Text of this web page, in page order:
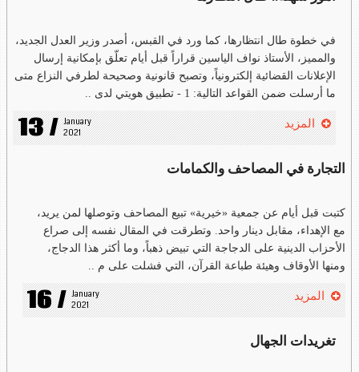
في خطوة طال انتظارها، كما ورد في القبس، أصدر وزير العدل الجديد،
والمميز، الأستاذ نواف الياسين قراراً قبل أيام تعلّق بإمكانية إرسال
الإعلانات القضائية إلكترونياً، وتصبح قانونية وصحيحة لطرفي النزاع متى
ما أرسلت ضمن القواعد التالية: 1 - تطبيق هويتي لدى ..
13 / January
2021
المزيد
التجارة في المصاحف والكمامات
كتبت قبل أيام عن جمعية «خيرية» تبيع المصاحف وتوصلها لمن يريد،
مع الإهداء، مقابل دينار واحد. وتطرقت في المقال نفسه إلى صراع
الأحزاب الدينية على الدجاجة التي تبيض ذهباً، وما أكثر هذا الدجاج،
ومنها الأوقاف وهيئة طباعة القرآن، التي فشلت على م ..
16 / January
2021
المزيد
تغريدات الجهال